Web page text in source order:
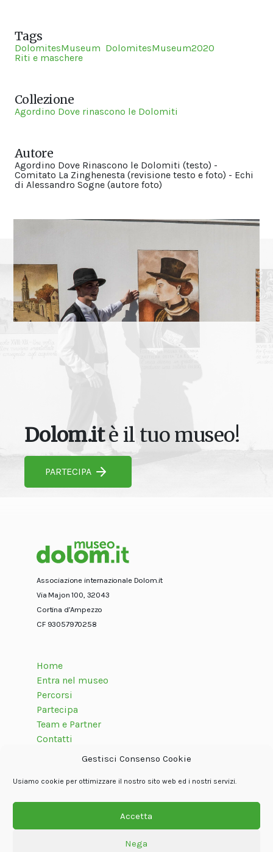
Gestisci Consenso Cookie
Usiamo cookie per ottimizzare il nostro sito web ed i nostri servizi.
Accetta
Nega
Tags
DolomitesMuseum DolomitesMuseum2020
Riti e maschere
Collezione
Agordino Dove rinascono le Dolomiti
Autore
Agordino Dove Rinascono le Dolomiti (testo) -
Comitato La Zinghenesta (revisione testo e foto) - Echi
di Alessandro Sogne (autore foto)
Dolom.itè il tuo museo!
PARTECIPA
Associazione internazionale Dolom.it
Via Majon 100, 32043
Cortina d’Ampezzo
CF 93057970258
Home
Entra nel museo
Percorsi
Partecipa
Team e Partner
Contatti
Seguici su
© Associazione internazionale Dolom.it